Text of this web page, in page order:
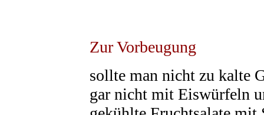
Zur Vorbeugung
sollte man nicht zu kalte
gar nicht mit Eiswürfeln